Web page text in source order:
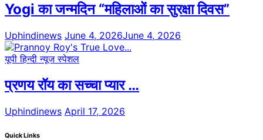
Yogi का जन्मदिन “महिलाओं का सुरक्षा दिवस”
Uphindinews June 4, 2026June 4, 2026
यूपी हिन्दी न्यूज स्पेशल
प्रणय रॉय का सच्चा प्यार …
Uphindinews April 17, 2026
Quick Links